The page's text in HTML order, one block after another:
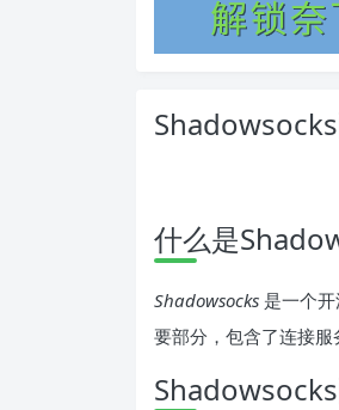
什么是
Shadowsocks 是一个
要部分，包含了连接服